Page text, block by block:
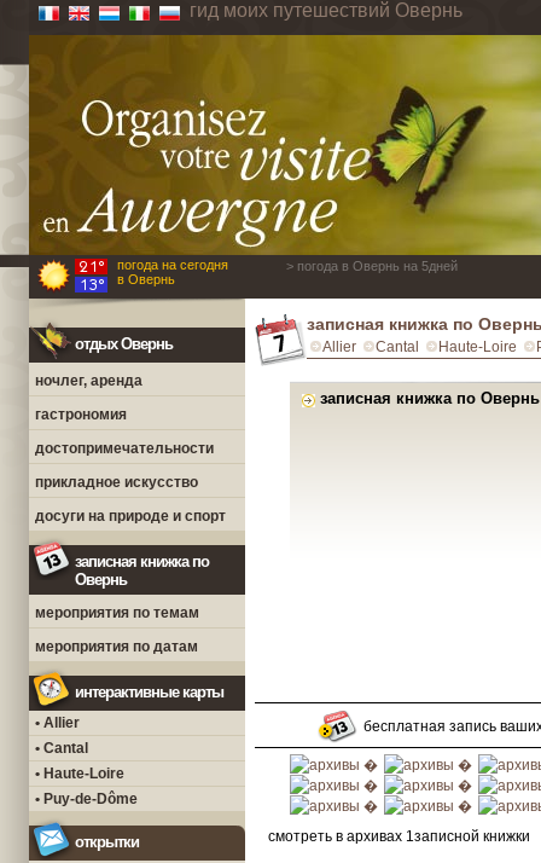
гид моих путешествий Овернь
погода на сегодня
в Овернь
> погода в Овернь на 5дней
отдых Овернь
ночлег, аренда
гастрономия
достопримечательности
прикладное искусство
досуги на природе и спорт
записная книжка по
Овернь
мероприятия по темам
мероприятия по датам
интерактивные карты
• Allier
• Cantal
• Haute-Loire
• Puy-de-Dôme
открытки
записная книжка по
Allier Cantal Haute-Loire
записная книжка по Овернь
бесплатная запись
смотреть в архивах 1записной книжки